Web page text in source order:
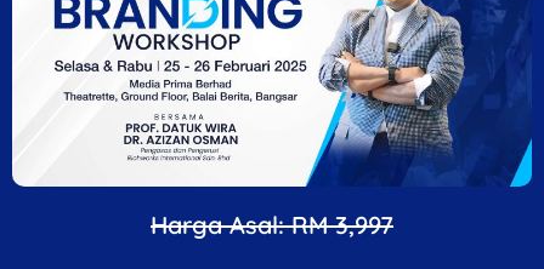
Harga Asal: RM 3,997